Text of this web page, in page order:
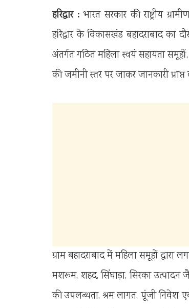
हरिद्वार :भारत सरकार की राष्ट्रीय
हरिद्वार के विकासखंड बहादराबाद का
अंतर्गत गठित महिला स्वयं सहायता
की जमीनी स्तर पर जाकर जानकारी प्राप्त
ग्राम बहादराबाद में महिला समूहों
मशरूम, शहद, सिंघाड़ा, सिरका उत्पादन
की उपलब्धता, श्रम लागत, पूंजी